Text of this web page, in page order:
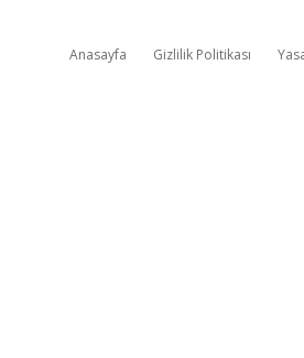
Anasayfa Gizlilik Politikası